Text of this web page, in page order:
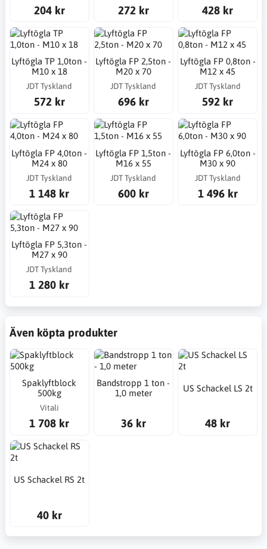
204 kr 272 kr 428 kr
Lyftögla TP 1,0ton -
M10 x 18
JDT Tyskland
572 kr
Lyftögla FP 2,5ton -
M20 x 70
JDT Tyskland
696 kr
Lyftögla FP 0,8ton -
M12 x 45
JDT Tyskland
592 kr
Lyftögla FP 4,0ton -
M24 x 80
JDT Tyskland
1 148 kr
Lyftögla FP 1,5ton -
M16 x 55
JDT Tyskland
600 kr
Lyftögla FP 6,0ton -
M30 x 90
JDT Tyskland
1 496 kr
Lyftögla FP 5,3ton -
M27 x 90
JDT Tyskland
1 280 kr
Även köpta produkter
Spaklyftblock
500kg
Vitali
1 708 kr
Bandstropp 1 ton -
1,0 meter
36 kr
US Schackel LS 2t
48 kr
US Schackel RS 2t
40 kr